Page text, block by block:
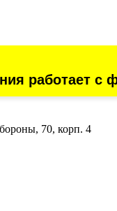
70, корп. 4
работает с